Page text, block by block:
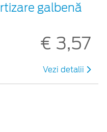
galbenă
€ 3,57
Vezi detalii